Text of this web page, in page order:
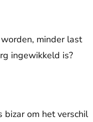
minder last
ingewikkeld is?
bizar om het verschil